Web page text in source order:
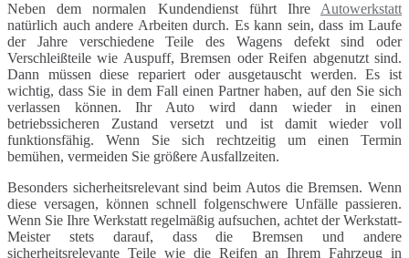
Neben dem normalen Kundendienst führt Ihre Autowerkstatt
natürlich auch andere Arbeiten durch. Es kann sein, dass im Laufe
der Jahre verschiedene Teile des Wagens defekt sind oder
Verschleißteile wie Auspuff, Bremsen oder Reifen abgenutzt sind.
Dann müssen diese repariert oder ausgetauscht werden. Es ist
wichtig, dass Sie in dem Fall einen Partner haben, auf den Sie sich
verlassen können. Ihr Auto wird dann wieder in einen
betriebssicheren Zustand versetzt und ist damit wieder voll
funktionsfähig. Wenn Sie sich rechtzeitig um einen Termin
bemühen, vermeiden Sie größere Ausfallzeiten.
Besonders sicherheitsrelevant sind beim Autos die Bremsen. Wenn
diese versagen, können schnell folgenschwere Unfälle passieren.
Wenn Sie Ihre Werkstatt regelmäßig aufsuchen, achtet der Werkstatt-
Meister stets darauf, dass die Bremsen und andere
sicherheitsrelevante Teile wie die Reifen an Ihrem Fahrzeug in